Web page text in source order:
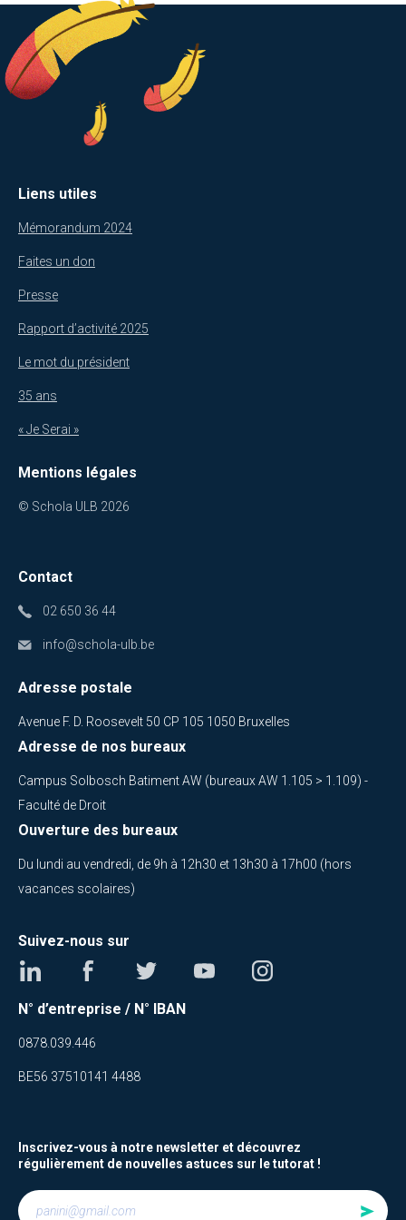
Liens utiles
Mémorandum 2024
Faites un don
Presse
Rapport d’activité 2025
Le mot du président
35 ans
« Je Serai »
Mentions légales
© Schola ULB 2026
Contact
02 650 36 44
info@schola-ulb.be
Adresse postale
Avenue F. D. Roosevelt 50 CP 105 1050 Bruxelles
Adresse de nos bureaux
Campus Solbosch Batiment AW (bureaux AW 1.105 > 1.109) -
Faculté de Droit
Ouverture des bureaux
Du lundi au vendredi, de 9h à 12h30 et 13h30 à 17h00 (hors
vacances scolaires)
Suivez-nous sur
N° d’entreprise / N° IBAN
0878.039.446
BE56 37510141 4488
Inscrivez-vous à notre newsletter et découvrez
régulièrement de nouvelles astuces sur le tutorat !